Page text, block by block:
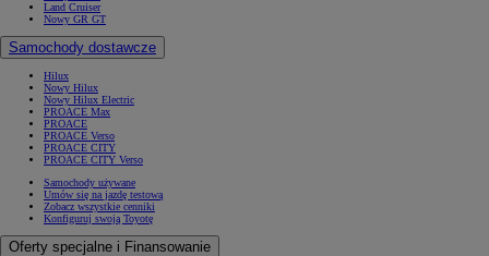
Land Cruiser
Nowy GR GT
Samochody dostawcze
Hilux
Nowy Hilux
Nowy Hilux Electric
PROACE Max
PROACE
PROACE Verso
PROACE CITY
PROACE CITY Verso
Samochody używane
Umów się na jazdę testową
Zobacz wszystkie cenniki
Konfiguruj swoją Toyotę
Oferty specjalne i Finansowanie